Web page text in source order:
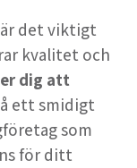
det viktigt
kvalitet och
dig att
ett smidigt
som
för ditt